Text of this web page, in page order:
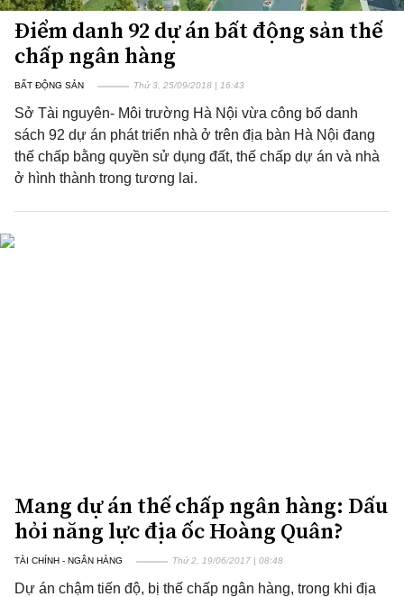
Điểm danh 92 dự án bất động sản thế
chấp ngân hàng
BẤT ĐỘNG SẢN Thứ 3, 25/09/2018 | 16:43
Sở Tài nguyên- Môi trường Hà Nội vừa công bố danh
sách 92 dự án phát triển nhà ở trên địa bàn Hà Nội đang
thế chấp bằng quyền sử dụng đất, thế chấp dự án và nhà
ở hình thành trong tương lai.
Mang dự án thế chấp ngân hàng: Dấu
hỏi năng lực địa ốc Hoàng Quân?
TÀI CHÍNH - NGÂN HÀNG Thứ 2, 19/06/2017 | 08:48
Dự án chậm tiến độ, bị thế chấp ngân hàng, trong khi địa